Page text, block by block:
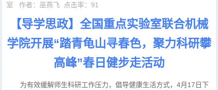
室 作者：巫燕飞 点击率： 91
【导学思政】全国重点实验室联合机械
学院开展“踏青龟山寻春色，聚力科研攀
高峰”春日健步走活动
为有效缓解师生科研工作压力，倡导健康生活方式，4月17日下